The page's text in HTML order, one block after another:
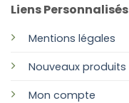
Liens Personnalisés
Mentions légales
Nouveaux produits
Mon compte